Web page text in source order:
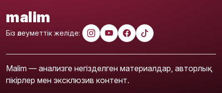
malim
Біз әлеуметтік желіде:
Malim — анализге негізделген материалдар, авторлық
пікірлер мен эксклюзив контент.